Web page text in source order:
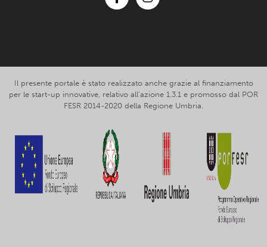
Il presente portale è stato realizzato anche grazie al finanziamento
per le start-up innovative, relativo all’azione 1.3.1 e promosso dal POR
FESR 2014-2020 della Regione Umbria.